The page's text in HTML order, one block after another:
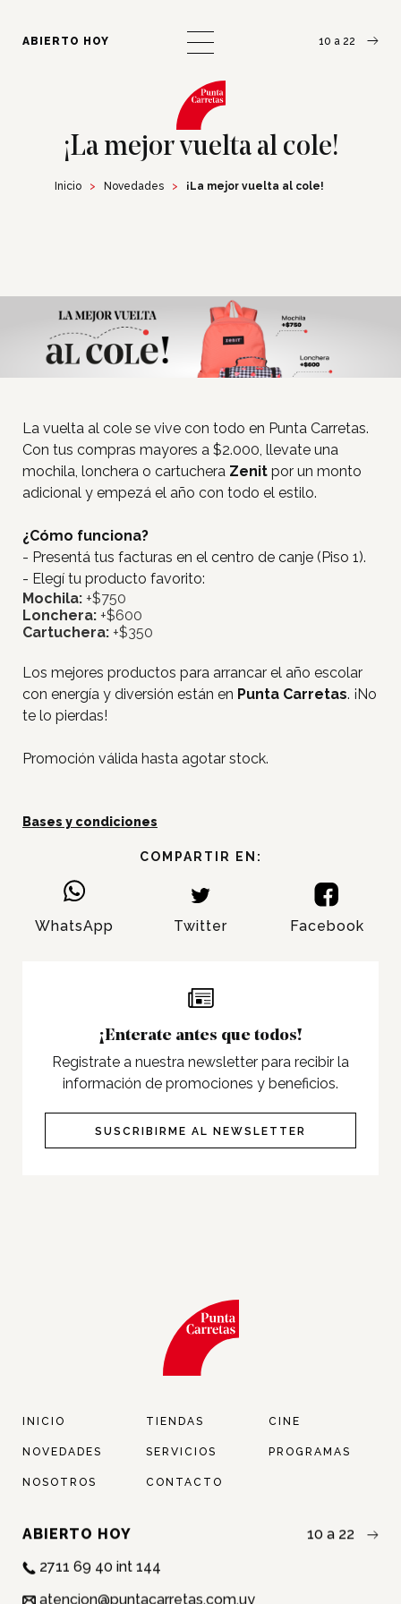
¿Cómo llegar? Escribinos
Inicio
Gift Cards y Colectivos
Programas
Cine
Servicios
Contacto
Facebook Twitter
ABIERTO HOY 10 a 22
Inicio Novedades ¡La mejor vuelta al cole!
¡La mejor vuelta al cole!
La vuelta al cole se vive con todo en Punta Carretas.
Con tus compras mayores a $2.000, llevate una
mochila, lonchera o cartuchera Zenit por un monto
adicional y empezá el año con todo el estilo.
¿Cómo funciona?
- Presentá tus facturas en el centro de canje (Piso 1).
- Elegí tu producto favorito:
Mochila: +$750
Lonchera: +$600
Cartuchera: +$350
Los mejores productos para arrancar el año escolar
con energía y diversión están en Punta Carretas. ¡No
te lo pierdas!
Promoción válida hasta agotar stock.
Bases y condiciones
¡Enterate antes que todos!
Registrate a nuestra newsletter para recibir la
información de promociones y beneficios.
SUSCRIBIRME AL NEWSLETTER
COMPARTIR EN:
WhatsApp Twitter Facebook
INICIO TIENDAS CINE
NOVEDADES SERVICIOS PROGRAMAS
NOSOTROS CONTACTO
ABIERTO HOY
10 a 22
2711 69 40 int 144
atencion@puntacarretas.com.uy